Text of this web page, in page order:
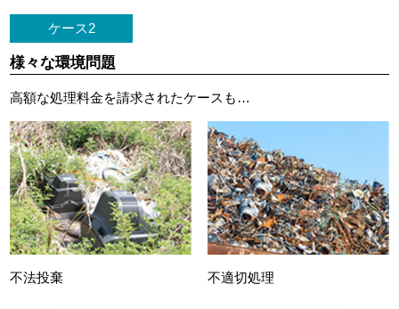
ケース2
様々な環境問題
高額な処理料金を請求されたケースも…
不法投棄 不適切処理